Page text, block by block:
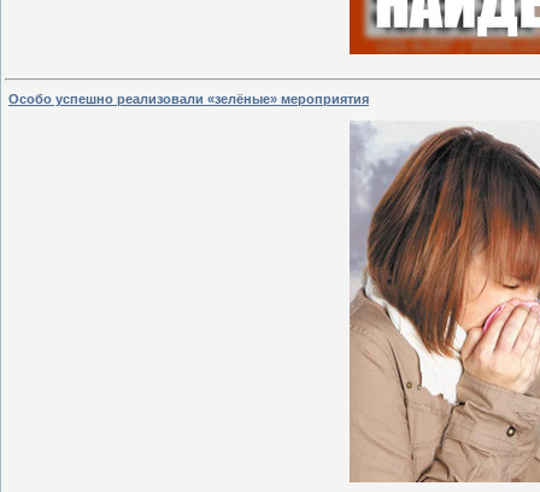
Особо успешно реализовали «зелёные» мероприятия